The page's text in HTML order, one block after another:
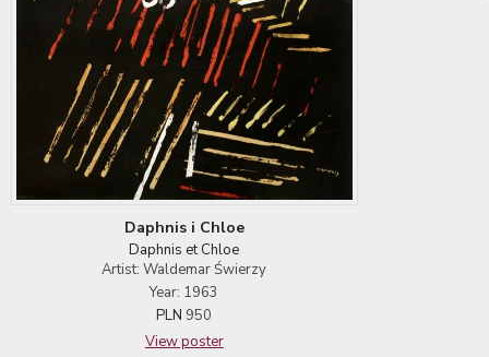
Daphnis i Chloe
Daphnis et Chloe
Artist: Waldemar Świerzy
Year: 1963
PLN 950
View poster